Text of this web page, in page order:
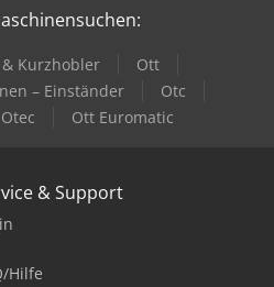
Kurzhobler
Ott
– Einständer
Otc
Otec Ott Euromatic
& Support
Hilfe